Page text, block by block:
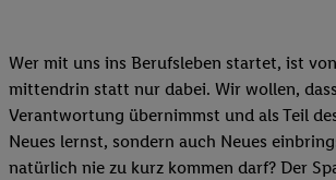
Wer mit uns ins Berufsleben startet, ist
mittendrin statt nur dabei. Wir wollen,
Verantwortung übernimmst und als Teil
Neues lernst, sondern auch Neues
natürlich nie zu kurz kommen darf? Der